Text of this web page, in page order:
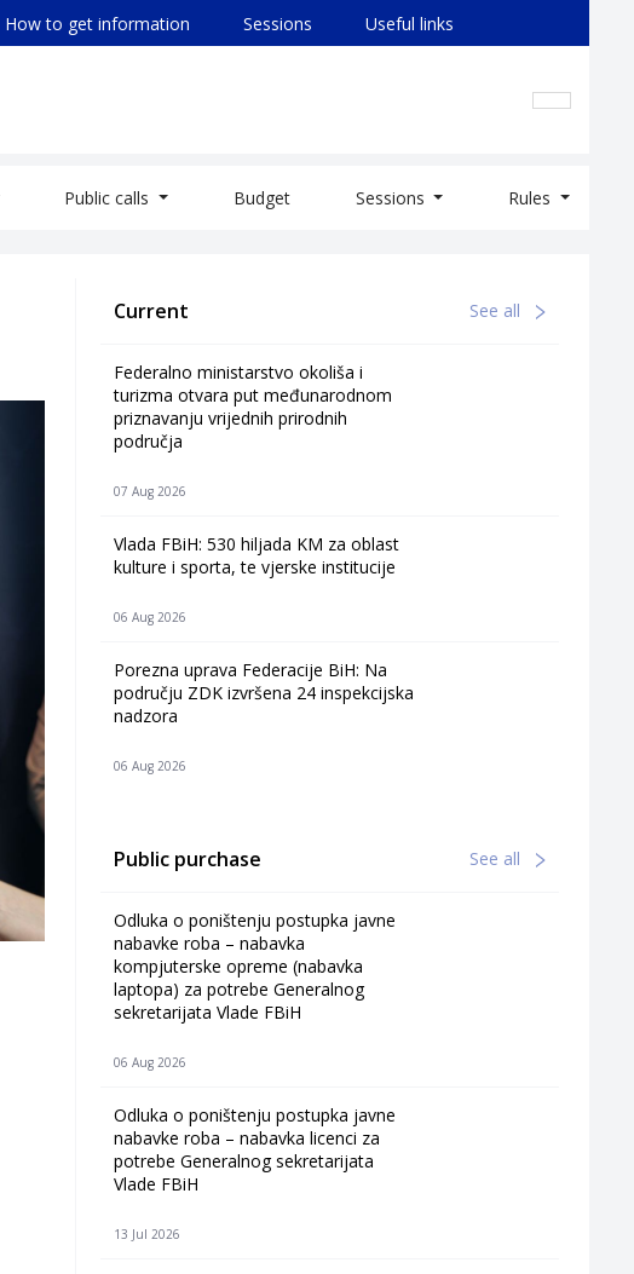
How to get information Sessions Useful links
Public calls Budget Sessions Rules
Current See all
Federalno ministarstvo okoliša i
turizma otvara put međunarodnom
priznavanju vrijednih prirodnih
područja
07 Aug 2026
Vlada FBiH: 530 hiljada KM za oblast
kulture i sporta, te vjerske institucije
06 Aug 2026
Porezna uprava Federacije BiH: Na
području ZDK izvršena 24 inspekcijska
nadzora
06 Aug 2026
Public purchase See all
Odluka o poništenju postupka javne
nabavke roba – nabavka
kompjuterske opreme (nabavka
laptopa) za potrebe Generalnog
sekretarijata Vlade FBiH
06 Aug 2026
Odluka o poništenju postupka javne
nabavke roba – nabavka licenci za
potrebe Generalnog sekretarijata
Vlade FBiH
13 Jul 2026